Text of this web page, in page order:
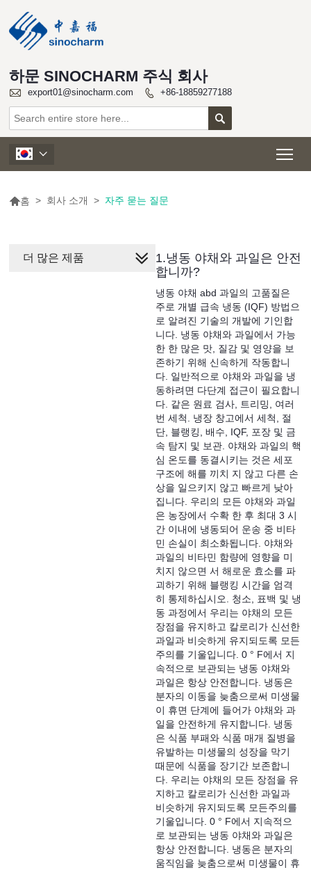
하문 SINOCHARM 주식 회사
 export01@sinocharm.com  +86-18859277188


홈 > 회사 소개 > 자주 묻는 질문
1.냉동 야채와 과일은 안전
합니까?
냉동 야채 abd 과일의 고품질은
주로 개별 급속 냉동 (IQF) 방법으
로 알려진 기술의 개발에 기인합
니다. 냉동 야채와 과일에서 가능
한 한 많은 맛, 질감 및 영양을 보
존하기 위해 신속하게 작동합니
다. 일반적으로 야채와 과일을 냉
동하려면 다단계 접근이 필요합니
다. 같은 원료 검사, 트리밍, 여러
번 세척. 냉장 창고에서 세척, 절
단, 블랭킹, 배수, IQF, 포장 및 금
속 탐지 및 보관. 야채와 과일의 핵
심 온도를 동결시키는 것은 세포
구조에 해를 끼치 지 않고 다른 손
상을 일으키지 않고 빠르게 낮아
집니다. 우리의 모든 야채와 과일
은 농장에서 수확 한 후 최대 3 시
간 이내에 냉동되어 운송 중 비타
민 손실이 최소화됩니다. 야채와
과일의 비타민 함량에 영향을 미
치지 않으면 서 해로운 효소를 파
괴하기 위해 블랭킹 시간을 엄격
히 통제하십시오. 청소, 표백 및 냉
동 과정에서 우리는 야채의 모든
장점을 유지하고 칼로리가 신선한
과일과 비슷하게 유지되도록 모든
주의를 기울입니다. 0 ° F에서 지
속적으로 보관되는 냉동 야채와
과일은 항상 안전합니다. 냉동은
분자의 이동을 늦춤으로써 미생물
이 휴면 단계에 들어가 야채와 과
일을 안전하게 유지합니다. 냉동
은 식품 부패와 식품 매개 질병을
유발하는 미생물의 성장을 막기
때문에 식품을 장기간 보존합니
다. 우리는 야채의 모든 장점을 유
지하고 칼로리가 신선한 과일과
비슷하게 유지되도록 모든주의를
기울입니다. 0 ° F에서 지속적으
로 보관되는 냉동 야채와 과일은
항상 안전합니다. 냉동은 분자의
움직임을 늦춤으로써 미생물이 휴
더 많은 제품